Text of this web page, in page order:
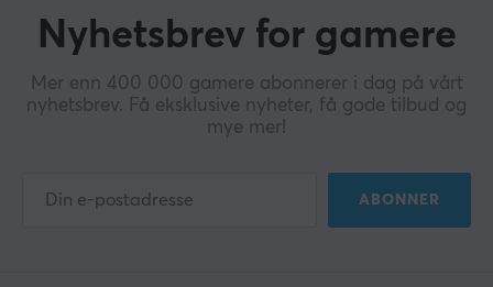
Nyhetsbrev for gamere
Mer enn 400 000 gamere abonnerer i dag på vårt
nyhetsbrev. Få eksklusive nyheter, få gode tilbud og
mye mer!
ABONNER